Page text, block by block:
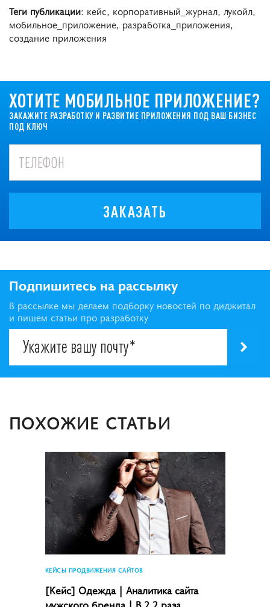
Теги публикации: кейс, корпоративный_журнал, лукойл,
мобильное_приложение, разработка_приложения,
создание приложения
ХОТИТЕ МОБИЛЬНОЕ ПРИЛОЖЕНИЕ?
ЗАКАЖИТЕ РАЗРАБОТКУ И РАЗВИТИЕ ПРИЛОЖЕНИЯ ПОД ВАШ БИЗНЕС
ПОД КЛЮЧ
ЗАКАЗАТЬ
Подпишитесь на рассылку
В рассылке мы делаем подборку новостей по диджитал
и пишем статьи про разработку
ПОХОЖИЕ СТАТЬИ
КЕЙСЫ ПРОДВИЖЕНИЯ САЙТОВ
[Кейс] Одежда | Аналитика сайта